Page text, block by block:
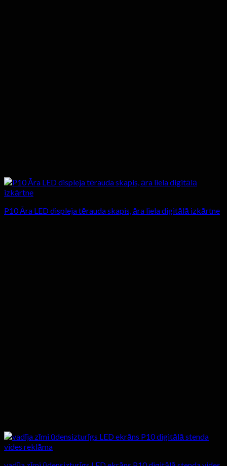
P10 Āra LED displeja tērauda skapis, āra liela digitālā izkārtne